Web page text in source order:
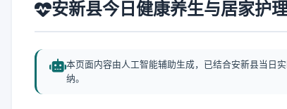
安新县今日健康养生与居家护
本页面内容由人工智能辅助生成，已结合安新县当日
纳。